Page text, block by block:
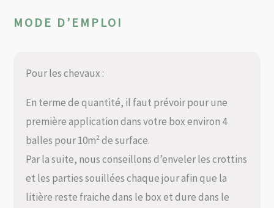
MODE D’EMPLOI
Pour les chevaux :
En terme de quantité, il faut prévoir pour une
première application dans votre box environ 4
balles pour 10m² de surface.
Par la suite, nous conseillons d’enveler les crottins
et les parties souillées chaque jour afin que la
litière reste fraiche dans le box et dure dans le